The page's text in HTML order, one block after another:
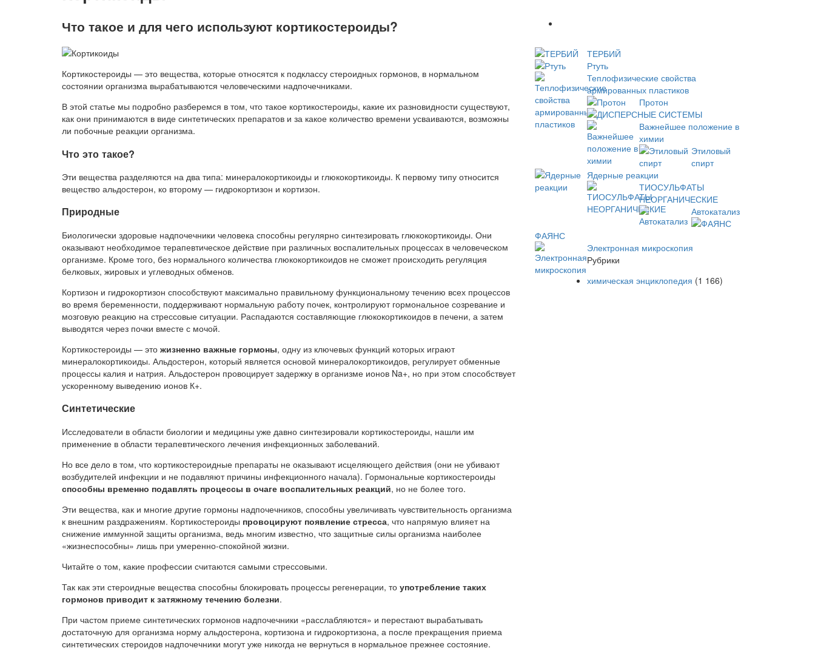
Что такое и для чего используют кортикостероиды?
Кортикостероиды — это вещества, которые относятся к подклассу стероидных гормонов, в нормальном
состоянии организма вырабатываются человеческими надпочечниками.
В этой статье мы подробно разберемся в том, что такое кортикостероиды, какие их разновидности существуют,
как они принимаются в виде синтетических препаратов и за какое количество времени усваиваются, возможны
ли побочные реакции организма.
Что это такое?
Эти вещества разделяются на два типа: минералокортикоиды и глюкокортикоиды. К первому типу относится
вещество альдостерон, ко второму — гидрокортизон и кортизон.
Природные
Биологически здоровые надпочечники человека способны регулярно синтезировать глюкокортикоиды. Они
оказывают необходимое терапевтическое действие при различных воспалительных процессах в человеческом
организме. Кроме того, без нормального количества глюкокортикоидов не сможет происходить регуляция
белковых, жировых и углеводных обменов.
Кортизон и гидрокортизон способствуют максимально правильному функциональному течению всех процессов
во время беременности, поддерживают нормальную работу почек, контролируют гормональное созревание и
мозговую реакцию на стрессовые ситуации. Распадаются составляющие глюкокортикоидов в печени, а затем
выводятся через почки вместе с мочой.
Кортикостероиды — это жизненно важные гормоны, одну из ключевых функций которых играют
минералокортикоиды. Альдостерон, который является основой минералокортикоидов, регулирует обменные
процессы калия и натрия. Альдостерон провоцирует задержку в организме ионов Na+, но при этом способствует
ускоренному выведению ионов К+.
Синтетические
Исследователи в области биологии и медицины уже давно синтезировали кортикостероиды, нашли им
применение в области терапевтического лечения инфекционных заболеваний.
Но все дело в том, что кортикостероидные препараты не оказывают исцеляющего действия (они не убивают
возбудителей инфекции и не подавляют причины инфекционного начала). Гормональные кортикостероиды
способны временно подавлять процессы в очаге воспалительных реакций, но не более того.
Эти вещества, как и многие другие гормоны надпочечников, способны увеличивать чувствительность организма
к внешним раздражениям. Кортикостероиды провоцируют появление стресса, что напрямую влияет на
снижение иммунной защиты организма, ведь многим известно, что защитные силы организма наиболее
«жизнеспособны» лишь при умеренно-спокойной жизни.
Читайте о том, какие профессии считаются самыми стрессовыми.
Так как эти стероидные вещества способны блокировать процессы регенерации, то употребление таких
гормонов приводит к затяжному течению болезни.
При частом приеме синтетических гормонов надпочечники «расслабляются» и перестают вырабатывать
достаточную для организма норму альдостерона, кортизона и гидрокортизона, а после прекращения приема
синтетических стероидов надпочечники могут уже никогда не вернуться в нормальное прежнее состояние.
ТЕРБИЙ
Ртуть
Теплофизические свойства
армированных пластиков
Протон
ДИСПЕРСНЫЕ СИСТЕМЫ
Важнейшее положение в
химии
Этиловый
спирт
Ядерные реакции
ТИОСУЛЬФАТЫ
НЕОРГАНИЧЕСКИЕ
Автокатализ
ФАЯНС
Электронная микроскопия
Рубрики
химическая энциклопедия (1 166)